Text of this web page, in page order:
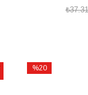
%20